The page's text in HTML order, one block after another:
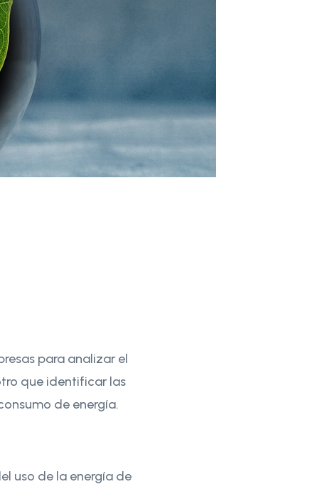
para analizar el
que identificar las
de energía.
uso de la energía de